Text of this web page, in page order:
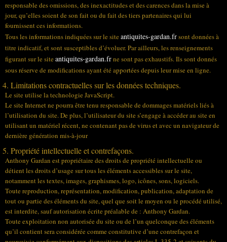
responsable des omissions, des inexactitudes et des carences dans la mise à
jour, qu’elles soient de son fait ou du fait des tiers partenaires qui lui
fournissent ces informations.
Tous les informations indiquées sur le site antiquites-gardan.frsont données à
titre indicatif, et sont susceptibles d’évoluer. Par ailleurs, les renseignements
figurant sur le site antiquites-gardan.frne sont pas exhaustifs. Ils sont donnés
sous réserve de modifications ayant été apportées depuis leur mise en ligne.
4. Limitations contractuelles sur les données techniques.
Le site utilise la technologie JavaScript.
Le site Internet ne pourra être tenu responsable de dommages matériels liés à
l’utilisation du site. De plus, l’utilisateur du site s’engage à accéder au site en
utilisant un matériel récent, ne contenant pas de virus et avec un navigateur de
dernière génération mis-à-jour
5. Propriété intellectuelle et contrefaçons.
Anthony Gardan est propriétaire des droits de propriété intellectuelle ou
détient les droits d’usage sur tous les éléments accessibles sur le site,
notamment les textes, images, graphismes, logo, icônes, sons, logiciels.
Toute reproduction, représentation, modification, publication, adaptation de
tout ou partie des éléments du site, quel que soit le moyen ou le procédé utilisé,
est interdite, sauf autorisation écrite préalable de : Anthony Gardan.
Toute exploitation non autorisée du site ou de l’un quelconque des éléments
qu’il contient sera considérée comme constitutive d’une contrefaçon et